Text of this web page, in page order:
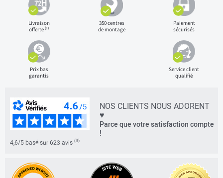
Livraison
offerte(1)
350 centres
de montage
Paiement
sécurisés
Prix bas
garantis
Service client
qualifié
NOS CLIENTS NOUS ADORENT
♥
Parce que votre satisfaction compte
!
4,6/5 basé sur 623 avis (3)